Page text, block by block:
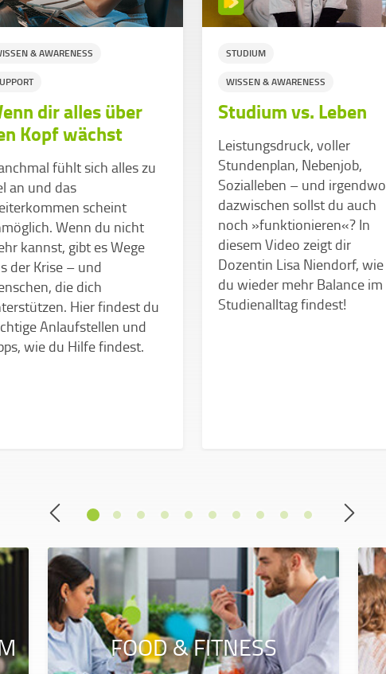
& AWARENESS
dir alles über
Kopf wächst
fühlt sich alles zu
an und das
scheint
Wenn du nicht
kannst, gibt es Wege
der Krise – und
die dich
Hier findest du
Anlaufstellen und
wie du Hilfe findest.
STUDIUM
WISSEN & AWARENESS
Studium vs. Leben
Leistungsdruck, voller
Stundenplan, Nebenjob,
Sozialleben – und irgendwo
dazwischen sollst du auch
noch »funktionieren«? In
diesem Video zeigt dir
Dozentin Lisa Niendorf, wie
du wieder mehr Balance im
Studienalltag findest!
FOOD & FITNESS